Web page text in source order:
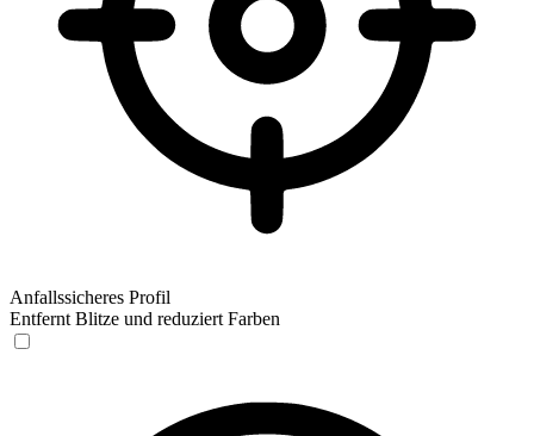
Anfallssicheres Profil
Entfernt Blitze und reduziert Farben